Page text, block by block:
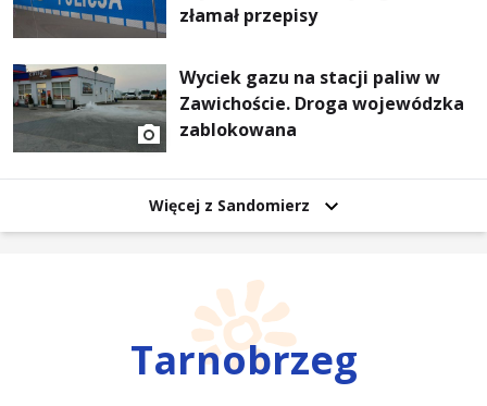
złamał przepisy
Wyciek gazu na stacji paliw w
Zawichoście. Droga wojewódzka
zablokowana
Więcej z Sandomierz
Tarnobrzeg